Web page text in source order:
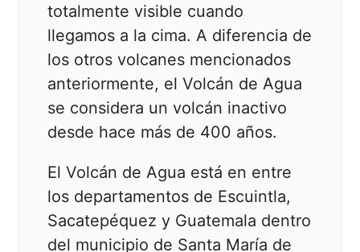
totalmente visible cuando
llegamos a la cima. A diferencia de
los otros volcanes mencionados
anteriormente, el Volcán de Agua
se considera un volcán inactivo
desde hace más de 400 años.
El Volcán de Agua está en entre
los departamentos de Escuintla,
Sacatepéquez y Guatemala dentro
del municipio de Santa María de